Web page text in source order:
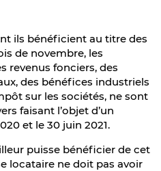
ils bénéficient au titre des
de novembre, les
revenus fonciers, des
des bénéfices industriels
sur les sociétés, ne sont
faisant l’objet d’un
et le 30 juin 2021.
puisse bénéficier de cet
locataire ne doit pas avoir